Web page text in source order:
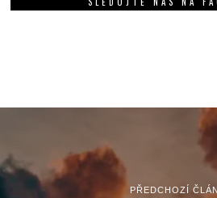
PŘEDCHOZÍ